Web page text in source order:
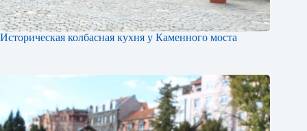
Историческая колбасная кухня у Каменного моста